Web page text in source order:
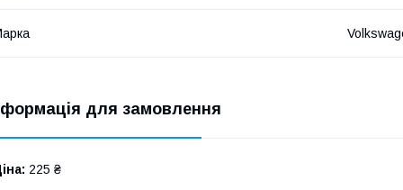
для замовлення
225 ₴